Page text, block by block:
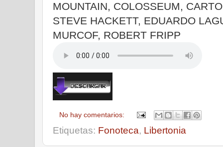
MOUNTAIN, COLOSSEUM,
STEVE HACKETT, EDUARDO
MURCOF, ROBERT FRIPP
No hay comentarios:
Etiquetas: Fonoteca, Libertonia